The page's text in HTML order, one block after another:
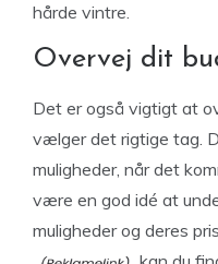
hårde vintre.
Overvej dit
Det er også vigtigt at
vælger det rigtige tag.
muligheder, når det
være en god idé at
muligheder og deres